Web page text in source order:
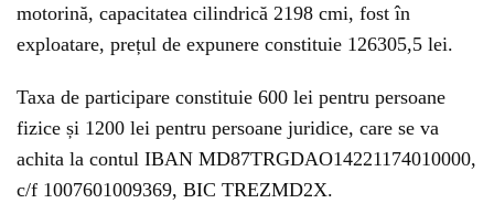
motorină, capacitatea cilindrică 2198 cmi, fost în
exploatare, prețul de expunere constituie 126305,5 lei.
Taxa de participare constituie 600 lei pentru persoane
fizice și 1200 lei pentru persoane juridice, care se va
achita la contul IBAN MD87TRGDAO14221174010000,
c/f 1007601009369, BIC TREZMD2X.